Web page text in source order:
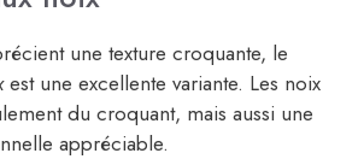
une texture croquante, le
est une excellente variante. Les noix
du croquant, mais aussi une
appréciable.